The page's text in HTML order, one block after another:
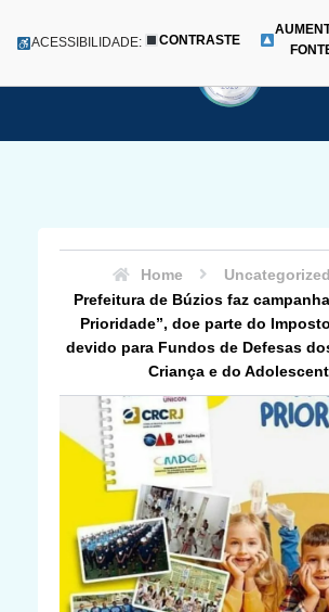
para
ACESSIBILIDADE: CONTRASTE
Home
Uncategorized
Prefeitura de Búzios faz
Prioridade”, doe parte do
devido para Fundos de Defesas
Criança e do